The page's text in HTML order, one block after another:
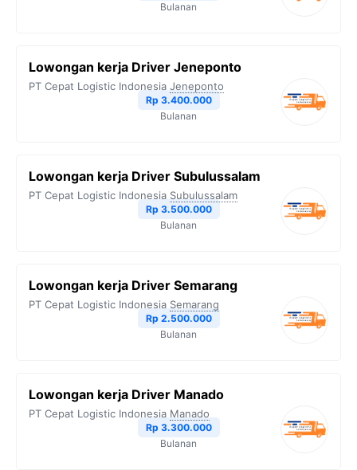
k
Bulanan
Lowongan kerja Driver Jeneponto
PT Cepat Logistic Indonesia Jeneponto
Rp 3.400.000
Bulanan
Lowongan kerja Driver Subulussalam
PT Cepat Logistic Indonesia Subulussalam
Rp 3.500.000
Bulanan
Lowongan kerja Driver Semarang
PT Cepat Logistic Indonesia Semarang
Rp 2.500.000
Bulanan
Lowongan kerja Driver Manado
PT Cepat Logistic Indonesia Manado
Rp 3.300.000
Bulanan